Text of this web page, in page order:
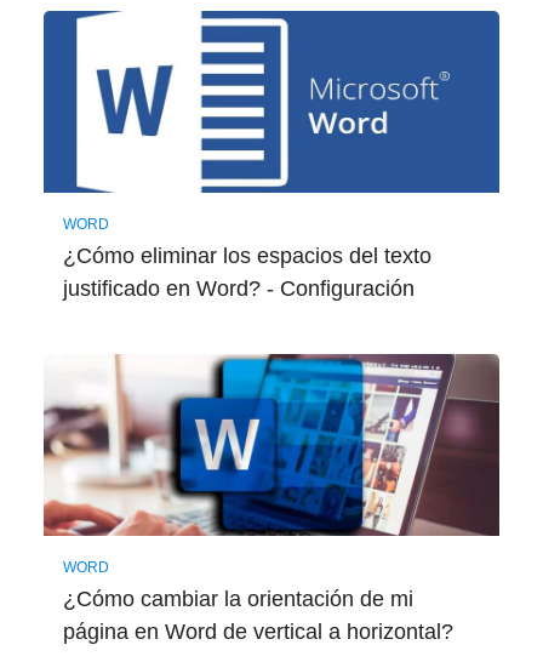
WORD
¿Cómo eliminar los espacios del texto
justificado en Word? - Configuración
WORD
¿Cómo cambiar la orientación de mi
página en Word de vertical a horizontal?